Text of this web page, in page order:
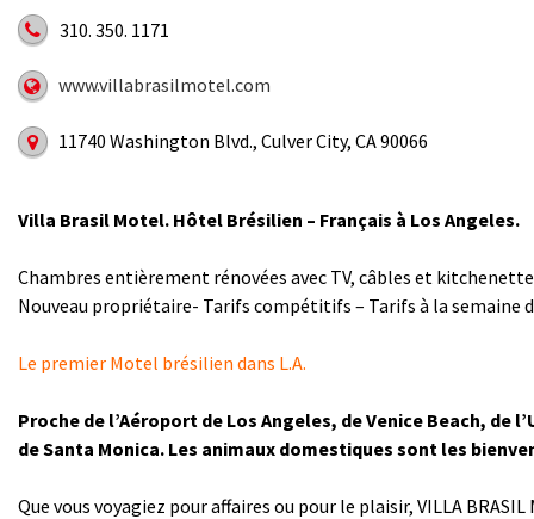
310. 350. 1171
www.villabrasilmotel.com
11740 Washington Blvd., Culver City, CA 90066
Villa Brasil Motel. Hôtel Brésilien – Français à Los Angeles.
Chambres entièrement rénovées avec TV, câbles et kitchenette
Nouveau propriétaire- Tarifs compétitifs – Tarifs à la semaine
Le premier Motel brésilien dans L.A.
Proche de l’Aéroport de Los Angeles, de Venice Beach, de
de Santa Monica. Les animaux domestiques sont les
Que vous voyagiez pour affaires ou pour le plaisir, VILLA